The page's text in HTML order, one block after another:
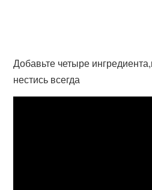
Добавьте четыре
нестись всегда